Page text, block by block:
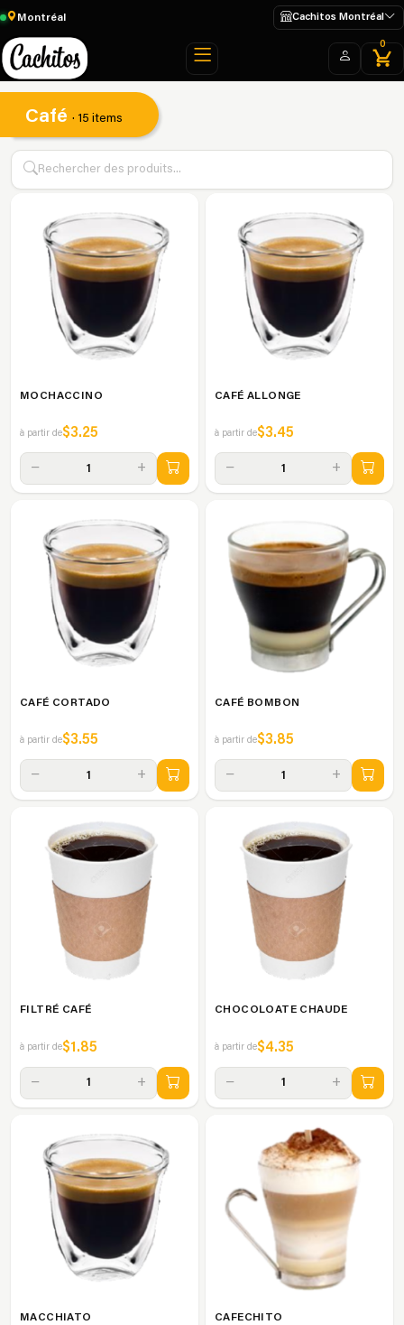
Montréal Cachitos Montréal
0
Café · 15 items
MOCHACCINO
à partir de$3.25
− 1 +
CAFÉ ALLONGE
à partir de$3.45
− 1 +
CAFÉ CORTADO
à partir de$3.55
− 1 +
CAFÉ BOMBON
à partir de$3.85
− 1 +
FILTRÉ CAFÉ
à partir de$1.85
− 1 +
CHOCOLOATE CHAUDE
à partir de$4.35
− 1 +
MACCHIATO CAFECHITO